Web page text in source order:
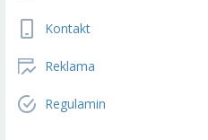
Kontakt
Reklama
Regulamin